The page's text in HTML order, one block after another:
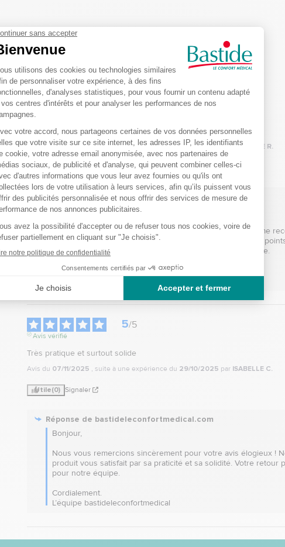
5/ 5
Avis vérifié
Lame recourbée ideale pour retirer les points de suture
Avis du14/11/2025 , suite à une expérience du05/11/2025 parSTEPHANE R.
Utile (0) Signaler
Réponse debastideleconfortmedical.com
Bonjour,
Nous vous remercions pour votre avis positif sur notre lame
qu'elle répond parfaitement à vos attentes pour retirer les
priorité, et nous espérons vous revoir bientôt sur notre site.
Cordialement.
5/5
Avis vérifié
Très pratique et surtout solide
Avis du 07/11/2025 , suite à une expérience du 29/10/2025 par ISABELLE C.
Utile(0) Signaler
Réponse de bastideleconfortmedical.com
Bonjour,
Nous vous remercions sincèrement pour votre avis élogieux !
produit vous satisfait par sa praticité et sa solidité. Votre retour
pour notre équipe.
Cordialement.
L’équipe bastideleconfortmedical